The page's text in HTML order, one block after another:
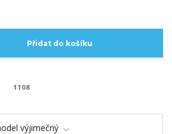
Přidat do košíku
1108
výjimečný